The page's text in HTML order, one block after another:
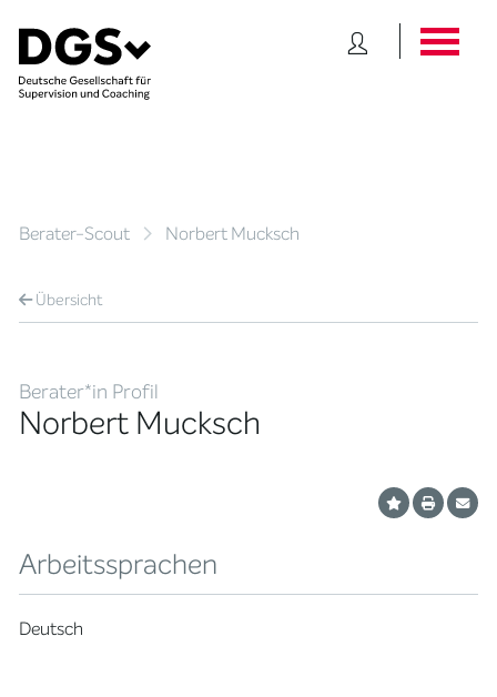
Berater-Scout Norbert Mucksch
Übersicht
Berater*in Profil
Norbert Mucksch
Arbeitssprachen
Deutsch